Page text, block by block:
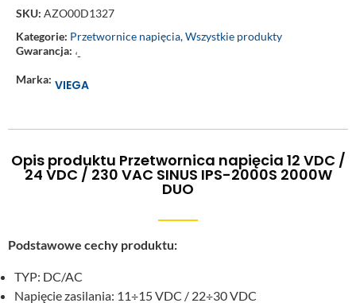
SKU: AZO00D1327
Kategorie: Przetwornice napięcia,Wszystkie produkty
Gwarancja: ‘-
Marka: VIEGA
Opis produktu Przetwornica napięcia 12 VDC /
24 VDC / 230 VAC SINUS IPS-2000S 2000W
DUO
Podstawowe cechy produktu:
TYP: DC/AC
Napięcie zasilania: 11÷15 VDC / 22÷30 VDC